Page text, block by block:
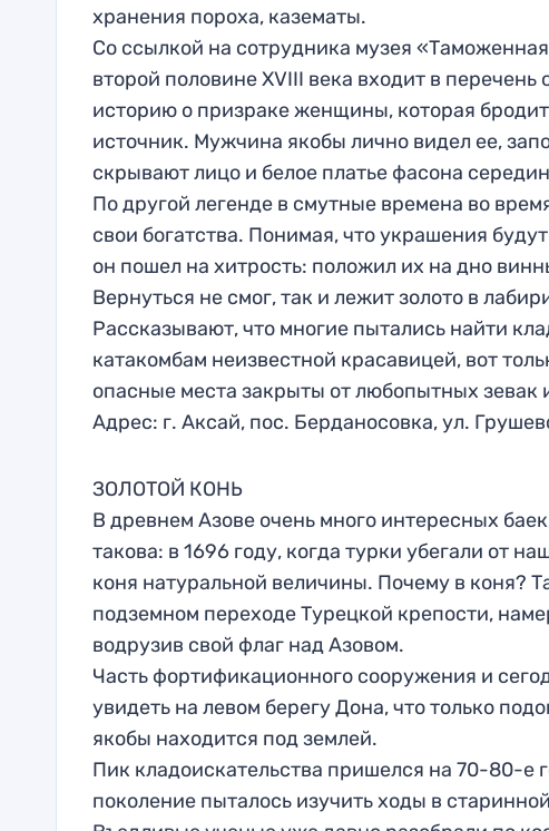
хранения пороха, казематы.
Со ссылкой на сотрудника музея
второй половине XVIII века входит в
историю о призраке женщины, которая
источник. Мужчина якобы лично видел ее,
скрывают лицо и белое платье фасона
По другой легенде в смутные времена во
свои богатства. Понимая, что украшения
он пошел на хитрость: положил их на дно
Вернуться не смог, так и лежит золото в
Рассказывают, что многие пытались найти
катакомбам неизвестной красавицей, вот
опасные места закрыты от любопытных зевак
Адрес: г. Аксай, пос. Берданосовка, ул.
ЗОЛОТОЙ КОНЬ
В древнем Азове очень много интересных
такова: в 1696 году, когда турки убегали от
коня натуральной величины. Почему в коня?
подземном переходе Турецкой крепости,
водрузив свой флаг над Азовом.
Часть фортификационного сооружения и
увидеть на левом берегу Дона, что только
якобы находится под землей.
Пик кладоискательства пришелся на 70-80-е
поколение пыталось изучить ходы в